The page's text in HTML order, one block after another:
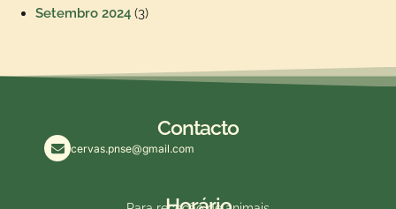
Setembro 2024 (3)
Contacto
cervas.pnse@gmail.com